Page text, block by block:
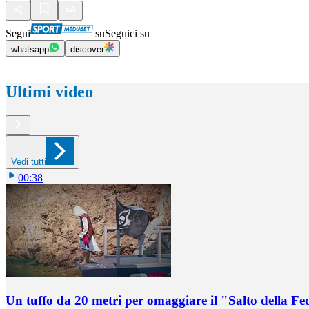
Segui suSeguici su
whatsapp discover
Ultimi video
Vedi tutti
00:38
Un tuffo da 20 metri per omaggiare il "Salto della